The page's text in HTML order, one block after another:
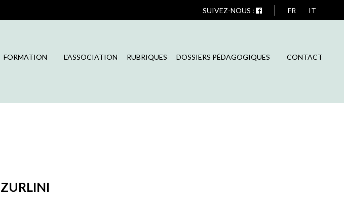
SUIVEZ-NOUS : FR IT
FORMATION L'ASSOCIATION RUBRIQUES DOSSIERS PÉDAGOGIQUES CONTACT